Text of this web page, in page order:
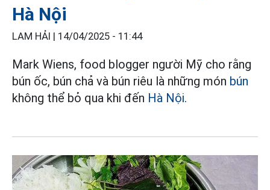
Hà Nội
LAM HẢI | 14/04/2025 - 11:44
Mark Wiens, food blogger người Mỹ cho rằng
bún ốc, bún chả và bún riêu là những món bún
không thể bỏ qua khi đến Hà Nội.